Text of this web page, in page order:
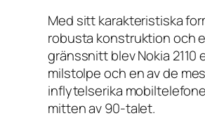
Med sitt karakteristiska
robusta konstruktion och
gränssnitt blev Nokia 2110
milstolpe och en av de
inflytelserika
mitten av 90-talet.